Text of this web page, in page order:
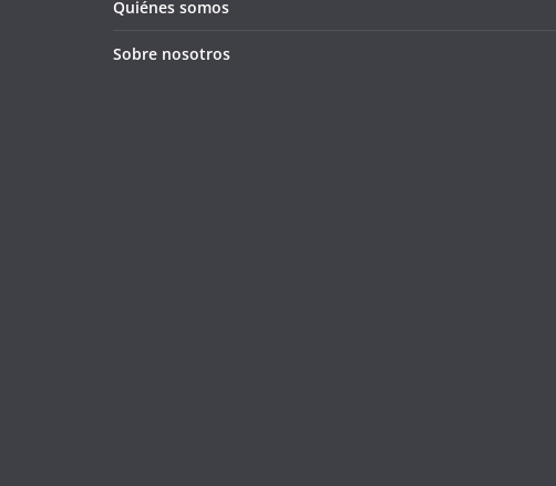
Quiénes somos
Sobre nosotros